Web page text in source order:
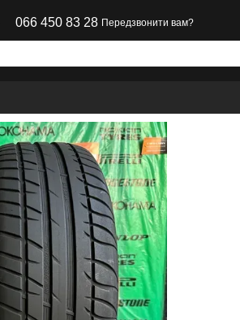
066 450 83 28 Передзвонити вам?